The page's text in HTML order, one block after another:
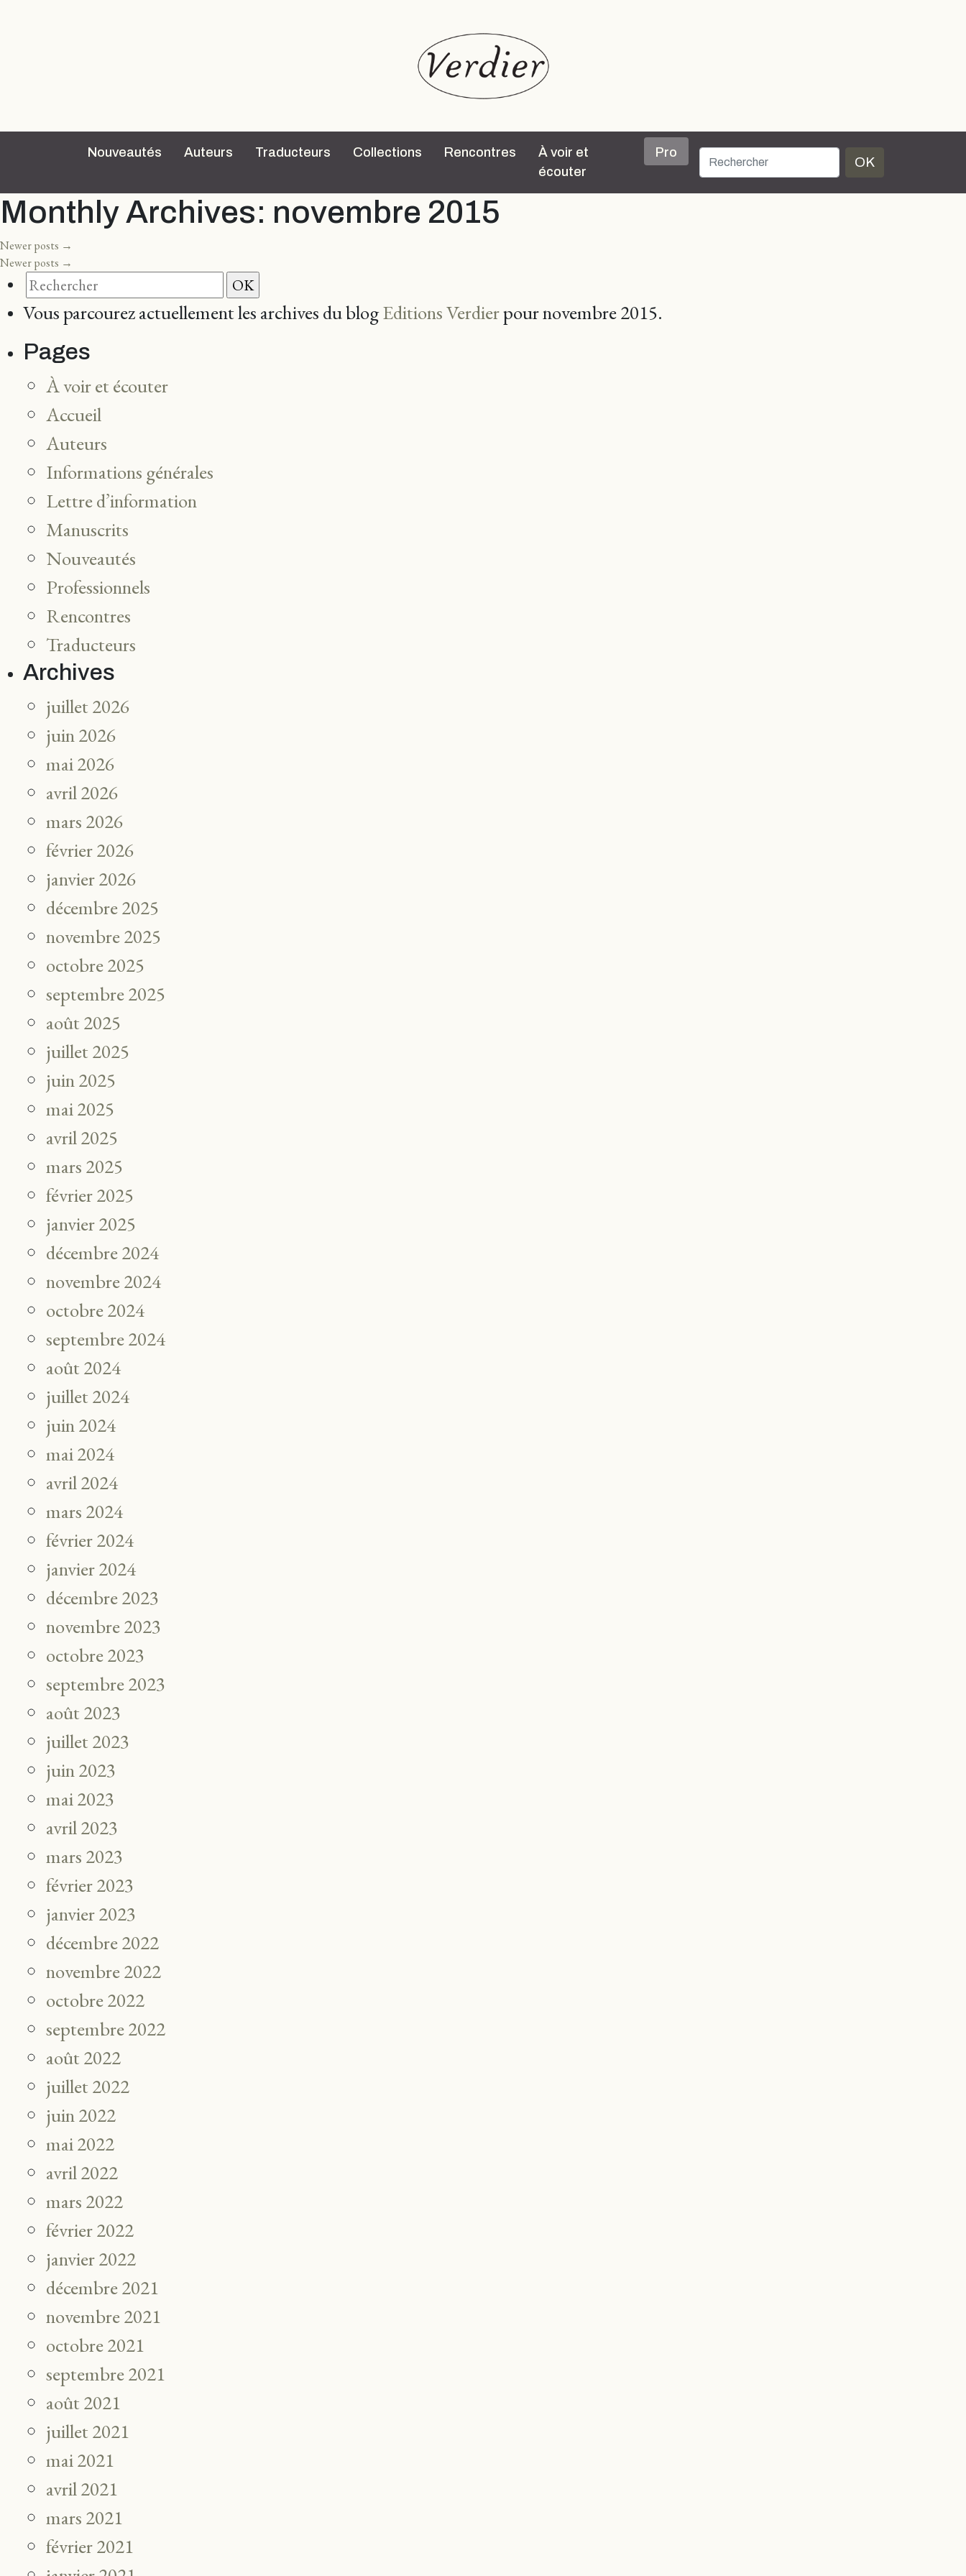
Nouveautés Auteurs Traducteurs Collections Rencontres
À voir et
écouter
Pro
OK
Monthly Archives: novembre 2015
Newer posts →
Newer posts →
Vous parcourez actuellement les archives du blogEditions Verdierpour novembre 2015.
Pages
À voir et écouter
Accueil
Auteurs
Informations générales
Lettre d’information
Manuscrits
Nouveautés
Professionnels
Rencontres
Traducteurs
Archives
juillet 2026
juin 2026
mai 2026
avril 2026
mars 2026
février 2026
janvier 2026
décembre 2025
novembre 2025
octobre 2025
septembre 2025
août 2025
juillet 2025
juin 2025
mai 2025
avril 2025
mars 2025
février 2025
janvier 2025
décembre 2024
novembre 2024
octobre 2024
septembre 2024
août 2024
juillet 2024
juin 2024
mai 2024
avril 2024
mars 2024
février 2024
janvier 2024
décembre 2023
novembre 2023
octobre 2023
septembre 2023
août 2023
juillet 2023
juin 2023
mai 2023
avril 2023
mars 2023
février 2023
janvier 2023
décembre 2022
novembre 2022
octobre 2022
septembre 2022
août 2022
juillet 2022
juin 2022
mai 2022
avril 2022
mars 2022
février 2022
janvier 2022
décembre 2021
novembre 2021
octobre 2021
septembre 2021
août 2021
juillet 2021
mai 2021
avril 2021
mars 2021
février 2021